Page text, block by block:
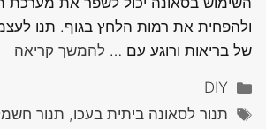
ולהפחית את רמות הלחץ בגוף. תנו
של בריאות ורוגע עם … להמשך קריאה
קטגוריות
DIY
תגיות
תנור לסאונה ביתית בעכו, תנור